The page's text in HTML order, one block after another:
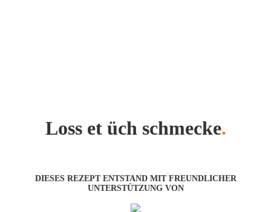
Loss et üch schmecke.
DIESES REZEPT ENTSTAND MIT FREUNDLICHER
UNTERSTÜTZUNG VON